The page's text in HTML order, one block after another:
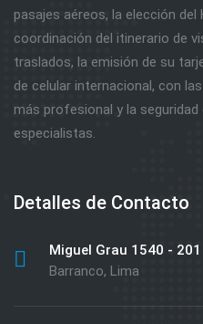
pasajes aéreos, la elección
coordinación del itinerario de
traslados, la emisión de su
de celular internacional, con
más profesional y la
especialistas.
Detalles de Contacto
Miguel Grau 1540 - 201
Barranco, Lima